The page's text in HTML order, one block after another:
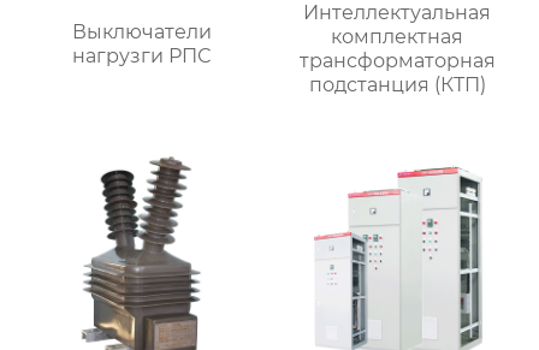
Выключатели
нагрузги РПС
Интеллектуальная
комплектная
трансформаторная
подстанция (КТП)